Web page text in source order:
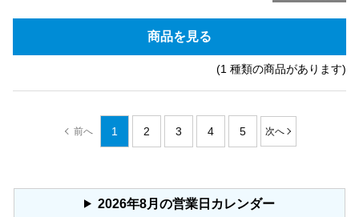
商品を見る
(1 種類の商品があります)
1 2 3 4 5
2026年8月の営業日カレンダー